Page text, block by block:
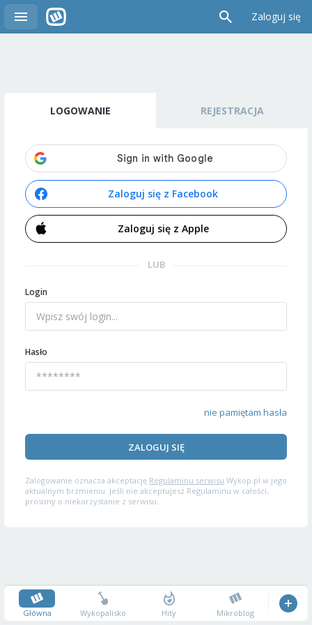
Zaloguj się
LOGOWANIE REJESTRACJA
Zaloguj się z Facebook
Zaloguj się z Apple
LUB
Login
Hasło
nie pamiętam hasła
ZALOGUJ SIĘ
Zalogowanie oznacza akceptację Regulaminu serwisu Wykop.pl w jego
aktualnym brzmieniu. Jeśli nie akceptujesz Regulaminu w całości,
prosimy o niekorzystanie z serwisu.
Główna Wykopalisko Hity Mikroblog